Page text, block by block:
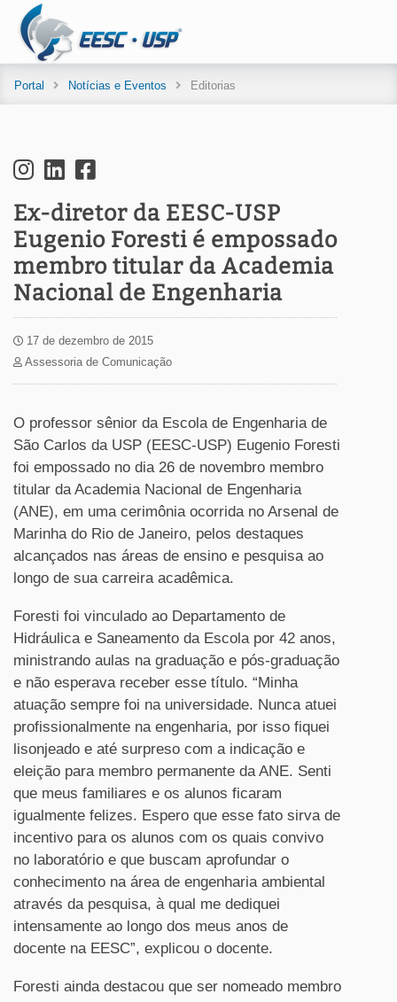
Portal Notícias e Eventos Editorias
Ex-diretor da EESC-USP
Eugenio Foresti é empossado
membro titular da Academia
Nacional de Engenharia
17 de dezembro de 2015
Assessoria de Comunicação
O professor sênior da Escola de Engenharia de
São Carlos da USP (EESC-USP) Eugenio Foresti
foi empossado no dia 26 de novembro membro
titular da Academia Nacional de Engenharia
(ANE), em uma cerimônia ocorrida no Arsenal de
Marinha do Rio de Janeiro, pelos destaques
alcançados nas áreas de ensino e pesquisa ao
longo de sua carreira acadêmica.
Foresti foi vinculado ao Departamento de
Hidráulica e Saneamento da Escola por 42 anos,
ministrando aulas na graduação e pós-graduação
e não esperava receber esse título. “Minha
atuação sempre foi na universidade. Nunca atuei
profissionalmente na engenharia, por isso fiquei
lisonjeado e até surpreso com a indicação e
eleição para membro permanente da ANE. Senti
que meus familiares e os alunos ficaram
igualmente felizes. Espero que esse fato sirva de
incentivo para os alunos com os quais convivo
no laboratório e que buscam aprofundar o
conhecimento na área de engenharia ambiental
através da pesquisa, à qual me dediquei
intensamente ao longo dos meus anos de
docente na EESC”, explicou o docente.
Foresti ainda destacou que ser nomeado membro